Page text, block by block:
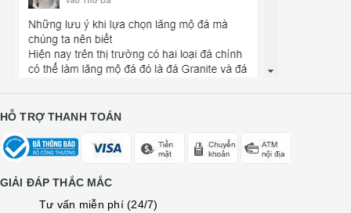
HỖ TRỢ THANH TOÁN
GIẢI ĐÁP THẮC MẮC
Tư vấn miễn phí (24/7)